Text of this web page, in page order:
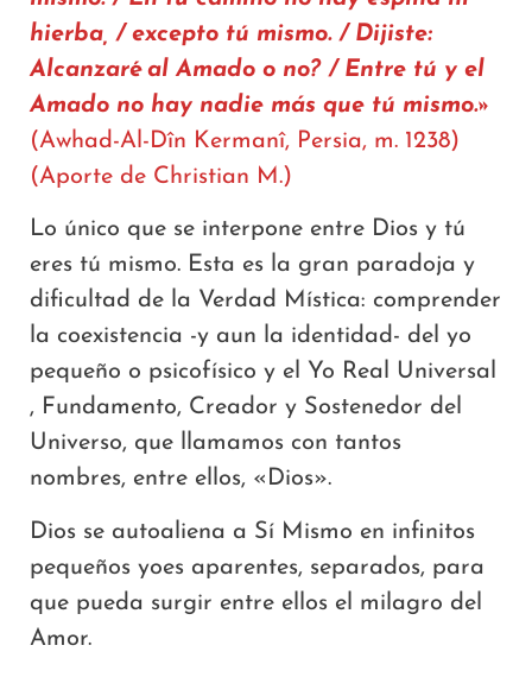
hierba, / excepto tú mismo. / Dijiste:
Alcanzaré al Amado o no? / Entre tú y el
Amado no hay nadie más que tú mismo.»
(Awhad-Al-Dîn Kermanî, Persia, m. 1238)
(Aporte de Christian M.)
Lo único que se interpone entre Dios y tú
eres tú mismo. Esta es la gran paradoja y
dificultad de la Verdad Mística: comprender
la coexistencia -y aun la identidad- del yo
pequeño o psicofísico y el Yo Real Universal
, Fundamento, Creador y Sostenedor del
Universo, que llamamos con tantos
nombres, entre ellos, «Dios».
Dios se autoaliena a Sí Mismo en infinitos
pequeños yoes aparentes, separados, para
que pueda surgir entre ellos el milagro del
Amor.